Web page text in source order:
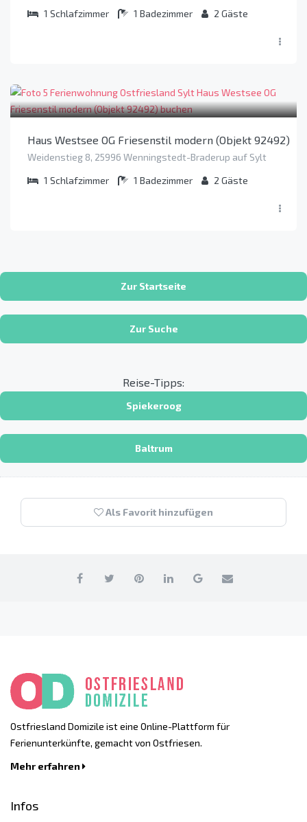
1 Schlafzimmer 1 Badezimmer 2 Gäste
Haus Westsee OG Friesenstil modern (Objekt 92492)
Weidenstieg 8, 25996 Wenningstedt-Braderup auf Sylt
1 Schlafzimmer 1 Badezimmer 2 Gäste
Zur Startseite
Zur Suche
Reise-Tipps:
Spiekeroog
Baltrum
Als Favorit hinzufügen
Ostfriesland Domizile ist eine Online-Plattform für
Ferienunterkünfte, gemacht von Ostfriesen.
Mehr erfahren
Infos